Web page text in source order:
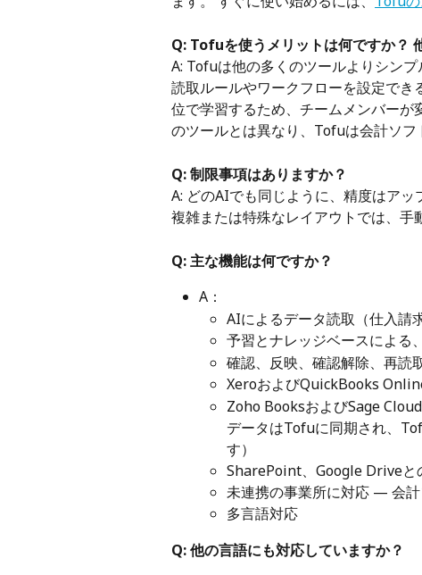
Q: Tofuを使うメリットは何ですか？
A: Tofuは他の多くのツールよりシン
読取ルールやワークフローを設定で
位で学習するため、チームメンバーが
のツールとは異なり、Tofuは会計ソフ
Q: 制限事項はありますか？
A: どのAIでも同じように、精度はア
複雑または特殊なレイアウトでは、手
Q: 主な機能は何ですか？
A：
AIによるデータ読取（仕入請
予習とナレッジベースによる
確認、反映、確認解除、再読
XeroおよびQuickBooks
Zoho BooksおよびSage
データはTofuに同期され、
す）
SharePoint、Google Driveと
未連携の事業所に対応 — 会
多言語対応
Q: 他の言語にも対応していますか？